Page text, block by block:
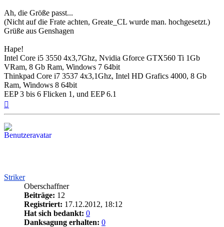
Ah, die Größe passt...
(Nicht auf die Frate achten, Greate_CL wurde man. hochgesetzt.)
Grüße aus Genshagen
Hape!
Intel Core i5 3550 4x3,7Ghz, Nvidia Gforce GTX560 Ti 1Gb
VRam, 8 Gb Ram, Windows 7 64bit
Thinkpad Core i7 3537 4x3,1Ghz, Intel HD Grafics 4000, 8 Gb
Ram, Windows 8 64bit
EEP 3 bis 6 Flicken 1, und EEP 6.1
Striker
Oberschaffner
Beiträge: 12
Registriert: 17.12.2012, 18:12
Hat sich bedankt: 0
Danksagung erhalten: 0